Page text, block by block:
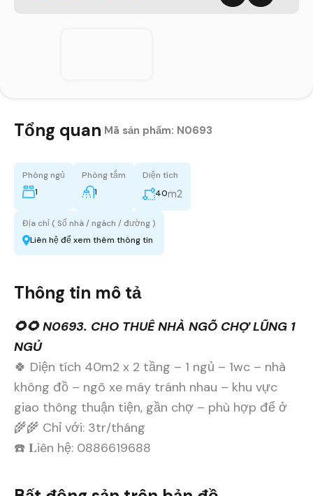
Tổng quan Mã sản phẩm: N0693
Phòng ngủ
1
Phòng tắm
1
Diện tích
40m2
Địa chỉ ( Số nhà / ngách / đường )
Liên hệ để xem thêm thông tin
Thông tin mô tả
🌻🌻 N0693. CHO THUÊ NHÀ NGÕ CHỢ LŨNG 1
NGỦ
🍀 Diện tích 40m2 x 2 tầng – 1 ngủ – 1wc – nhà
không đồ – ngõ xe máy tránh nhau – khu vực
giao thông thuận tiện, gần chợ – phù hợp để ở
🌾🌾 Chỉ với: 3tr/tháng
☎️ 𝐋iên hệ: 0886619688